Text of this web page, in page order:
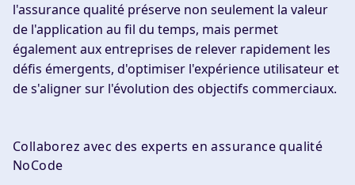
l'assurance qualité préserve non seulement la valeur
de l'application au fil du temps, mais permet
également aux entreprises de relever rapidement les
défis émergents, d'optimiser l'expérience utilisateur et
de s'aligner sur l'évolution des objectifs commerciaux.
Collaborez avec des experts en assurance qualité
NoCode